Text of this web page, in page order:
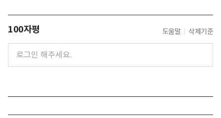
100자평 도움말 삭제기준